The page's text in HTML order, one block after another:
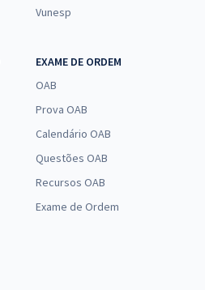
Vunesp
EXAME DE ORDEM
OAB
Prova OAB
Calendário OAB
Questões OAB
Recursos OAB
Exame de Ordem